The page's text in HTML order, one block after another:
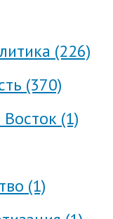
(226)
(370)
(1)
(1)